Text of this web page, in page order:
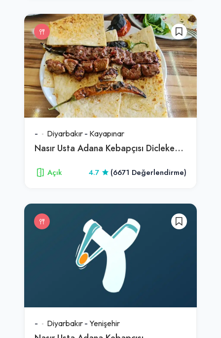
- Diyarbakır - Kayapınar
Nasır Usta Adana Kebapçısı Diclekent Şubesi
Açık 4.7 (6671 Değerlendirme)
- Diyarbakır - Yenişehir